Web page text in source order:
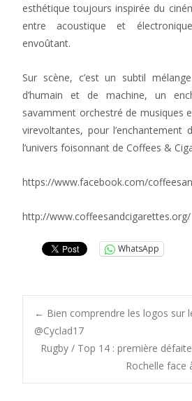
esthétique toujours inspirée du
entre acoustique et
envoûtant.
Sur scène, c’est un subtil
d’humain et de machine, un
savamment orchestré de musiques
virevoltantes, pour l’enchantement
l’univers foisonnant de Coffees &
https://www.facebook.com/
http://www.coffeesandcigarettes.org/
WhatsApp
Post
navigation
← Bien comprendre les logos sur
@Cyclad17
Rugby / Top 14 : première
Rochelle face